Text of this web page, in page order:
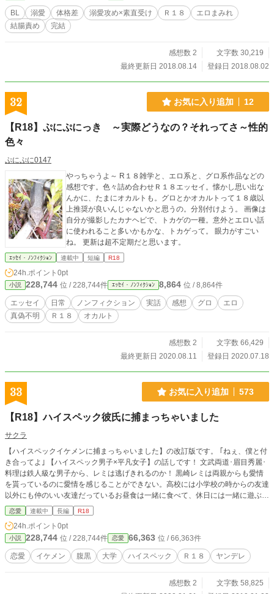
BL 溺愛 体格差 溺愛攻め×素直受け Ｒ１８
エロまみれ
結腸責め
完結
感想数 2
文字数 30,219
最終更新日 2018.08.14
登録日 2018.08.02
32 お気に入り追加 12
【R18】ぷにぷにっき ～実際どうなの？それってさ～性的
色々
ぷにぷに0147
やっちゃうよ～ R１８雑学と、エロ系と、グロ系作品などの
感想です。色々詰め合わせＲ１８エッセイ。懐かし思い出な
んかに、たまにオカルトも。グロとかオカルトって１８歳以
上推奨が良いんじゃないかと思うの。分別付けよう。 画像は
自分が撮影したカナヘビで、トカゲの一種。意外とエロい話
に使われること多いかもかな、トカゲって。 眼力がすごい
ね。 更新は超不定期だと思います。
ｴｯｾｲ・ﾉﾝﾌｨｸｼｮﾝ 連載中 短編 R18
24h.ポイント 0pt
小説 228,744 位 / 228,744件 ｴｯｾｲ・ﾉﾝﾌｨｸｼｮﾝ 8,864 位 / 8,864件
エッセイ 日常 ノンフィクション 実話 感想 グロ
エロ
真偽不明
Ｒ１８ オカルト
感想数 2
文字数 66,429
最終更新日 2020.08.11
登録日 2020.07.18
33 お気に入り追加 573
【R18】ハイスペック彼氏に捕まっちゃいました
サクラ
【ハイスペックイケメンに捕まっちゃいました】の改訂版です。 ｢ねぇ、僕と付
き合ってよ｣ 【ハイスペック男子×平凡女子】の話しです！ 文武両道･眉目秀麗･
料理は鉄人級な男子から、レミは逃げきれるのか！ 黒崎レミは両親からも愛情
を貰っているのに愛情を感じることができない。高校には小学校の時からの友達
以外にも仲のいい友達だっているお昼食は一緒に食べて、休日には一緒に遊ぶ。
なのに、なんでか心は満たされなくて寂しくて悲しい。 そんな、レミに転機が
現れたのは大学に進学してからだった。 文才はありません。誤字脱字もあると
思います。批判のコメントは受け付けません、それでも良いという方は温かい目
で読んでください。 無断転載は禁止しています。
恋愛 連載中 長編 R18
24h.ポイント 0pt
小説 228,744 位 / 228,744件 恋愛 66,363 位 / 66,363件
恋愛 イケメン 腹黒 大学 ハイスペック Ｒ１８ ヤンデレ
感想数 2
文字数 58,825